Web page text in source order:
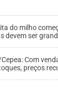
do milho
devem ser
Com
preços